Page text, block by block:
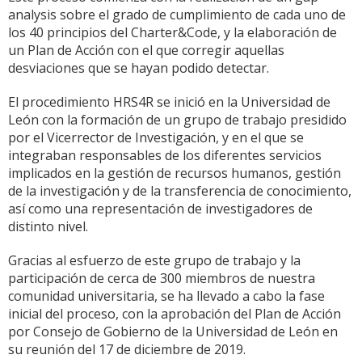
analysis sobre el grado de cumplimiento de cada uno de
los 40 principios del Charter&Code, y la elaboración de
un Plan de Acción con el que corregir aquellas
desviaciones que se hayan podido detectar.
El procedimiento HRS4R se inició en la Universidad de
León con la formación de un grupo de trabajo presidido
por el Vicerrector de Investigación, y en el que se
integraban responsables de los diferentes servicios
implicados en la gestión de recursos humanos, gestión
de la investigación y de la transferencia de conocimiento,
así como una representación de investigadores de
distinto nivel.
Gracias al esfuerzo de este grupo de trabajo y la
participación de cerca de 300 miembros de nuestra
comunidad universitaria, se ha llevado a cabo la fase
inicial del proceso, con la aprobación del Plan de Acción
por Consejo de Gobierno de la Universidad de León en
su reunión del 17 de diciembre de 2019.